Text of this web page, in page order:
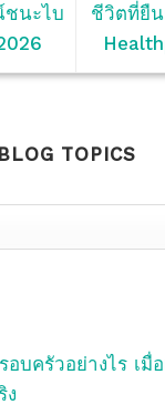
ชนะไบ
ชีวิตที่ยืน
TOPICS
บครัวอย่างไร เมื่
ง